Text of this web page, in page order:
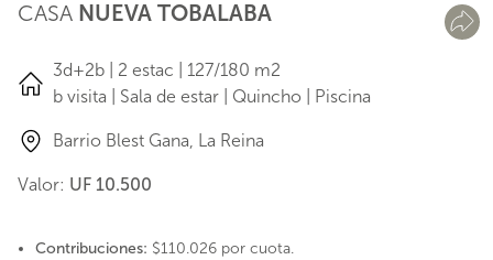
CASA NUEVA TOBALABA
3d+2b | 2 estac | 127/180 m2
b visita | Sala de estar | Quincho | Piscina
Barrio Blest Gana, La Reina
Valor: UF 10.500
Contribuciones: $110.026 por cuota.